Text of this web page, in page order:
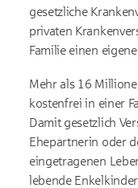
gesetzliche
privaten
Familie einen
Mehr als 16
kostenfrei in einer
Damit gesetzlich
Ehepartnerin oder
eingetragenen
lebende